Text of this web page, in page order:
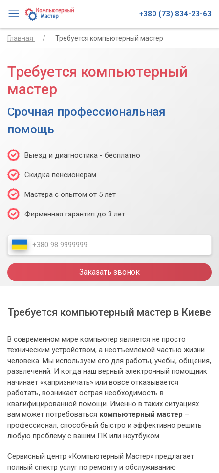
+380 (73) 834-23-63
Главная Требуется компьютерный мастер
Требуется компьютерный
мастер
Срочная профессиональная
помощь
Выезд и диагностика - бесплатно
Скидка пенсионерам
Мастера с опытом от 5 лет
Фирменная гарантия до 3 лет
Заказать звонок
Требуется компьютерный мастер в Киеве
В современном мире компьютер является не просто
техническим устройством, а неотъемлемой частью жизни
человека. Мы используем его для работы, учебы, общения,
развлечений. И когда наш верный электронный помощник
начинает «капризничать» или вовсе отказывается
работать, возникает острая необходимость в
квалифицированной помощи. Именно в таких ситуациях
вам может потребоваться компьютерный мастер –
профессионал, способный быстро и эффективно решить
любую проблему с вашим ПК или ноутбуком.
Сервисный центр «Компьютерный Мастер» предлагает
полный спектр услуг по ремонту и обслуживанию